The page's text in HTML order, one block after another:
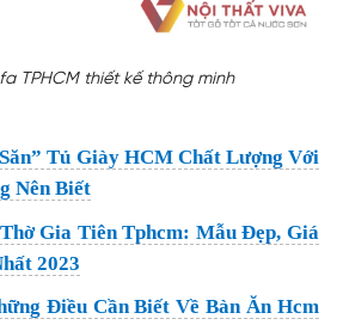
TPHCM thiết kế thông minh
Tủ Giày HCM Chất Lượng Với
Nên Biết
Gia Tiên Tphcm: Mẫu Đẹp, Giá
2023
Điều Cần Biết Về Bàn Ăn Hcm